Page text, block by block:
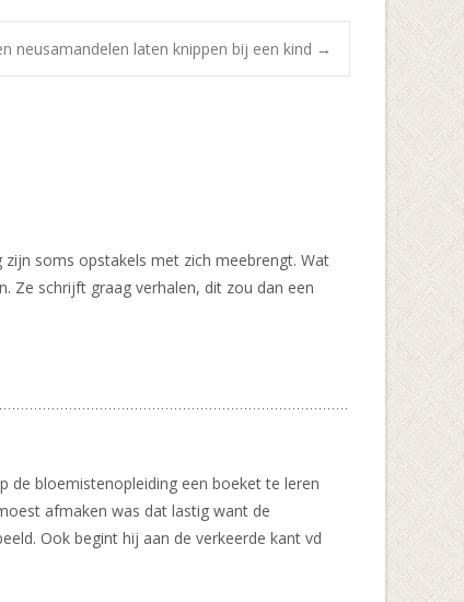
neusamandelen laten knippen bij een kind →
soms opstakels met zich meebrengt. Wat
Ze schrijft graag verhalen, dit zou dan een
de bloemistenopleiding een boeket te leren
afmaken was dat lastig want de
Ook begint hij aan de verkeerde kant vd